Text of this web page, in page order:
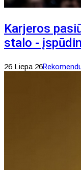
Karjeros
stalo -
26 Liepa 26